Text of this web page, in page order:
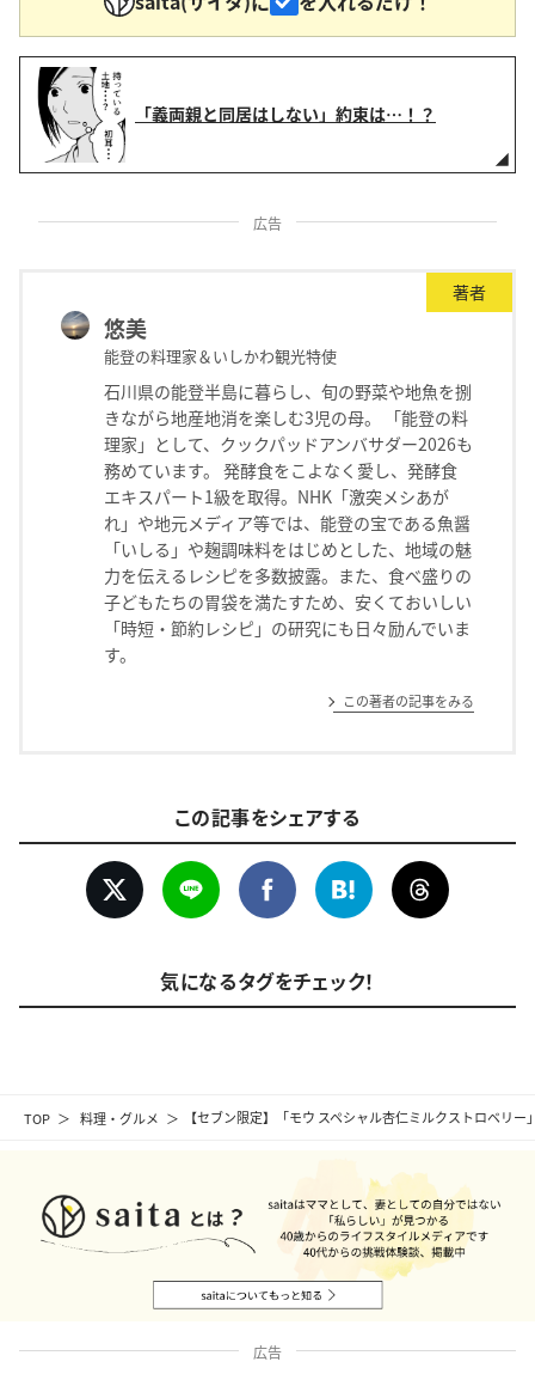
TOP 料理・グルメ 【セブン限定】「モウ スペシャル杏仁ミルクストロベリ
「義両親と同居はしない」約束は…！？
広告
著者
悠美
能登の料理家＆いしかわ観光特使
石川県の能登半島に暮らし、旬の野菜や地魚を捌
きながら地産地消を楽しむ3児の母。 「能登の料
理家」として、クックパッドアンバサダー2026も
務めています。 発酵食をこよなく愛し、発酵食
エキスパート1級を取得。NHK「激突メシあが
れ」や地元メディア等では、能登の宝である魚醤
「いしる」や麹調味料をはじめとした、地域の魅
力を伝えるレシピを多数披露。また、食べ盛りの
子どもたちの胃袋を満たすため、安くておいしい
「時短・節約レシピ」の研究にも日々励んでいま
す。
この著者の記事をみる
この記事をシェアする
気になるタグをチェック！
広告